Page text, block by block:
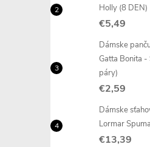
Holly (8 DEN)
€5,49
Dámske
Gatta Bonita
páry)
€2,59
Dámske
Lormar Spuma
€13,39